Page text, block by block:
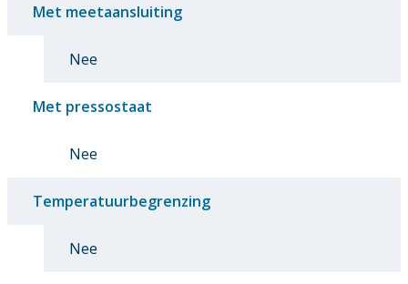
Met meetaansluiting
Nee
Met pressostaat
Nee
Temperatuurbegrenzing
Nee